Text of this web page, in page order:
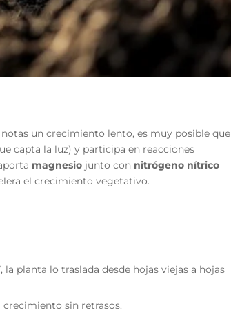
un crecimiento lento, es muy posible que
capta la luz) y participa en reacciones
magnesio junto con nitrógeno nítrico
el crecimiento vegetativo.
planta lo traslada desde hojas viejas a hojas
sin retrasos.